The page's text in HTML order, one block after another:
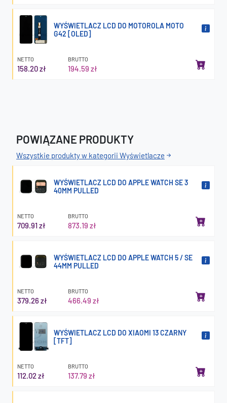
WYŚWIETLACZ LCD DO MOTOROLA MOTO
G42 [OLED]
NETTO
158.20 zł
BRUTTO
194.59 zł
POWIĄZANE PRODUKTY
Wszystkie produkty w kategorii Wyświetlacze
WYŚWIETLACZ LCD DO APPLE WATCH SE 3
40MM PULLED
NETTO
709.91 zł
BRUTTO
873.19 zł
WYŚWIETLACZ LCD DO APPLE WATCH 5 / SE
44MM PULLED
NETTO
379.26 zł
BRUTTO
466.49 zł
WYŚWIETLACZ LCD DO XIAOMI 13 CZARNY
[TFT]
NETTO
112.02 zł
BRUTTO
137.79 zł